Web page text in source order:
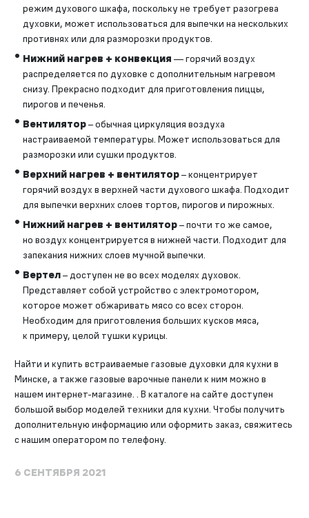
режим духового шкафа, поскольку не требует разогрева
духовки, может использоваться для выпечки на нескольких
противнях или для разморозки продуктов.
Нижний нагрев + конвекция — горячий воздух
распределяется по духовке с дополнительным нагревом
снизу. Прекрасно подходит для приготовления пиццы,
пирогов и печенья.
Вентилятор– обычная циркуляция воздуха
настраиваемой температуры. Может использоваться для
разморозки или сушки продуктов.
Верхний нагрев + вентилятор– концентрирует
горячий воздух в верхней части духового шкафа. Подходит
для выпечки верхних слоев тортов, пирогов и пирожных.
Нижний нагрев + вентилятор– почти то же самое,
но воздух концентрируется в нижней части. Подходит для
запекания нижних слоев мучной выпечки.
Вертел– доступен не во всех моделях духовок.
Представляет собой устройство с электромотором,
которое может обжаривать мясо со всех сторон.
Необходим для приготовления больших кусков мяса,
к примеру, целой тушки курицы.
Найти и купить встраиваемые газовые духовки для кухни в
Минске, а также газовые варочные панели к ним можно в
нашем интернет-магазине. . В каталоге на сайте доступен
большой выбор моделей техники для кухни. Чтобы получить
дополнительную информацию или оформить заказ, свяжитесь
с нашим оператором по телефону.
6 СЕНТЯБРЯ 2021